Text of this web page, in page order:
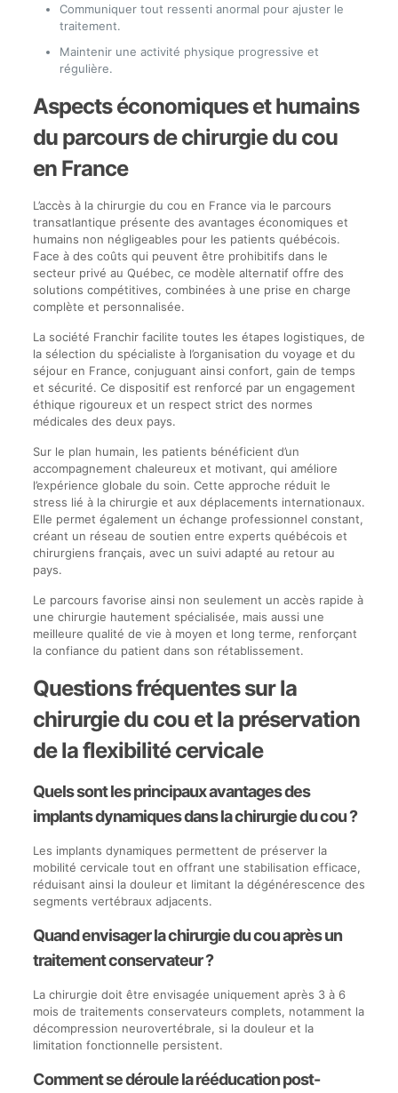
Communiquer tout ressenti anormal pour ajuster le
traitement.
Maintenir une activité physique progressive et
régulière.
Aspects économiques et humains
du parcours de chirurgie du cou
en France
L’accès à la chirurgie du cou en France via le parcours
transatlantique présente des avantages économiques et
humains non négligeables pour les patients québécois.
Face à des coûts qui peuvent être prohibitifs dans le
secteur privé au Québec, ce modèle alternatif offre des
solutions compétitives, combinées à une prise en charge
complète et personnalisée.
La société Franchir facilite toutes les étapes logistiques, de
la sélection du spécialiste à l’organisation du voyage et du
séjour en France, conjuguant ainsi confort, gain de temps
et sécurité. Ce dispositif est renforcé par un engagement
éthique rigoureux et un respect strict des normes
médicales des deux pays.
Sur le plan humain, les patients bénéficient d’un
accompagnement chaleureux et motivant, qui améliore
l’expérience globale du soin. Cette approche réduit le
stress lié à la chirurgie et aux déplacements internationaux.
Elle permet également un échange professionnel constant,
créant un réseau de soutien entre experts québécois et
chirurgiens français, avec un suivi adapté au retour au
pays.
Le parcours favorise ainsi non seulement un accès rapide à
une chirurgie hautement spécialisée, mais aussi une
meilleure qualité de vie à moyen et long terme, renforçant
la confiance du patient dans son rétablissement.
Questions fréquentes sur la
chirurgie du cou et la préservation
de la flexibilité cervicale
Quels sont les principaux avantages des
implants dynamiques dans la chirurgie du cou ?
Les implants dynamiques permettent de préserver la
mobilité cervicale tout en offrant une stabilisation efficace,
réduisant ainsi la douleur et limitant la dégénérescence des
segments vertébraux adjacents.
Quand envisager la chirurgie du cou après un
traitement conservateur ?
La chirurgie doit être envisagée uniquement après 3 à 6
mois de traitements conservateurs complets, notamment la
décompression neurovertébrale, si la douleur et la
limitation fonctionnelle persistent.
Comment se déroule la rééducation post-